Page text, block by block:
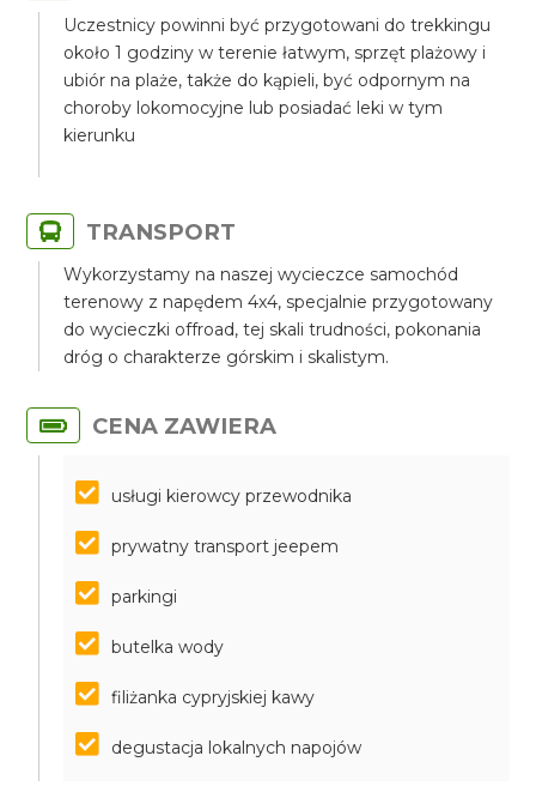
Uczestnicy powinni być przygotowani do trekkingu
około 1 godziny w terenie łatwym, sprzęt plażowy i
ubiór na plaże, także do kąpieli, być odpornym na
choroby lokomocyjne lub posiadać leki w tym
kierunku
TRANSPORT
Wykorzystamy na naszej wycieczce samochód
terenowy z napędem 4x4, specjalnie przygotowany
do wycieczki offroad, tej skali trudności, pokonania
dróg o charakterze górskim i skalistym.
CENA ZAWIERA
usługi kierowcy przewodnika
prywatny transport jeepem
parkingi
butelka wody
filiżanka cypryjskiej kawy
degustacja lokalnych napojów